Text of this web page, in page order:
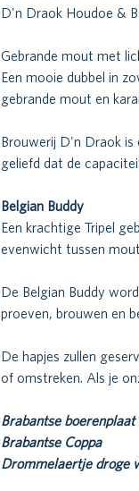
D'n Draok Houdoe &
Gebrande mout met
Een mooie dubbel in
gebrande mout en
Brouwerij D'n Draok
geliefd dat de
Belgian Buddy
Een krachtige Tripel
evenwicht tussen
De Belgian Buddy
proeven, brouwen en
De hapjes zullen
of omstreken. Als je
Brabantse boerenplaat
Brabantse Coppa
Drommelaertje droge